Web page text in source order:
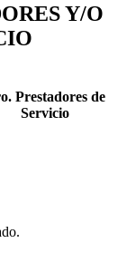
Y/O
Prestadores de
Servicio